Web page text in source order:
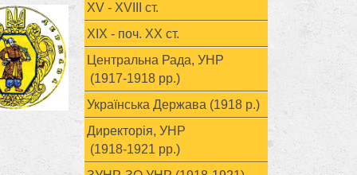
XV - XVIII ст.
ХІХ - поч. ХХ ст.
Центральна Рада, УНР
(1917-1918 рр.)
Українська Держава (1918 р.)
Директорія, УНР
(1918-1921 рр.)